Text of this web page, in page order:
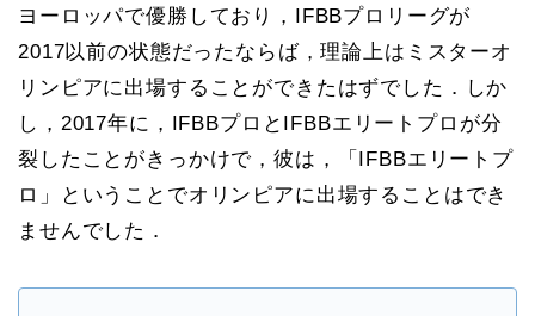
ヨーロッパで優勝しており，IFBBプロリーグが
2017以前の状態だったならば，理論上はミスターオ
リンピアに出場することができたはずでした．しか
し，2017年に，IFBBプロとIFBBエリートプロが分
裂したことがきっかけで，彼は，「IFBBエリートプ
ロ」ということでオリンピアに出場することはでき
ませんでした．